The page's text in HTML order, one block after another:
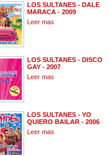
LOS SULTANES - DALE
MARACA - 2009
Leer mas
LOS SULTANES - DISCO
GAY - 2007
Leer mas
LOS SULTANES - YO
QUIERO BAILAR - 2006
Leer mas